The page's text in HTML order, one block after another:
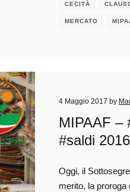
CECITÀ
MERCATO
4 Maggio 2017 by
MIPAAF –
#saldi
Oggi, il
merito, la proroga